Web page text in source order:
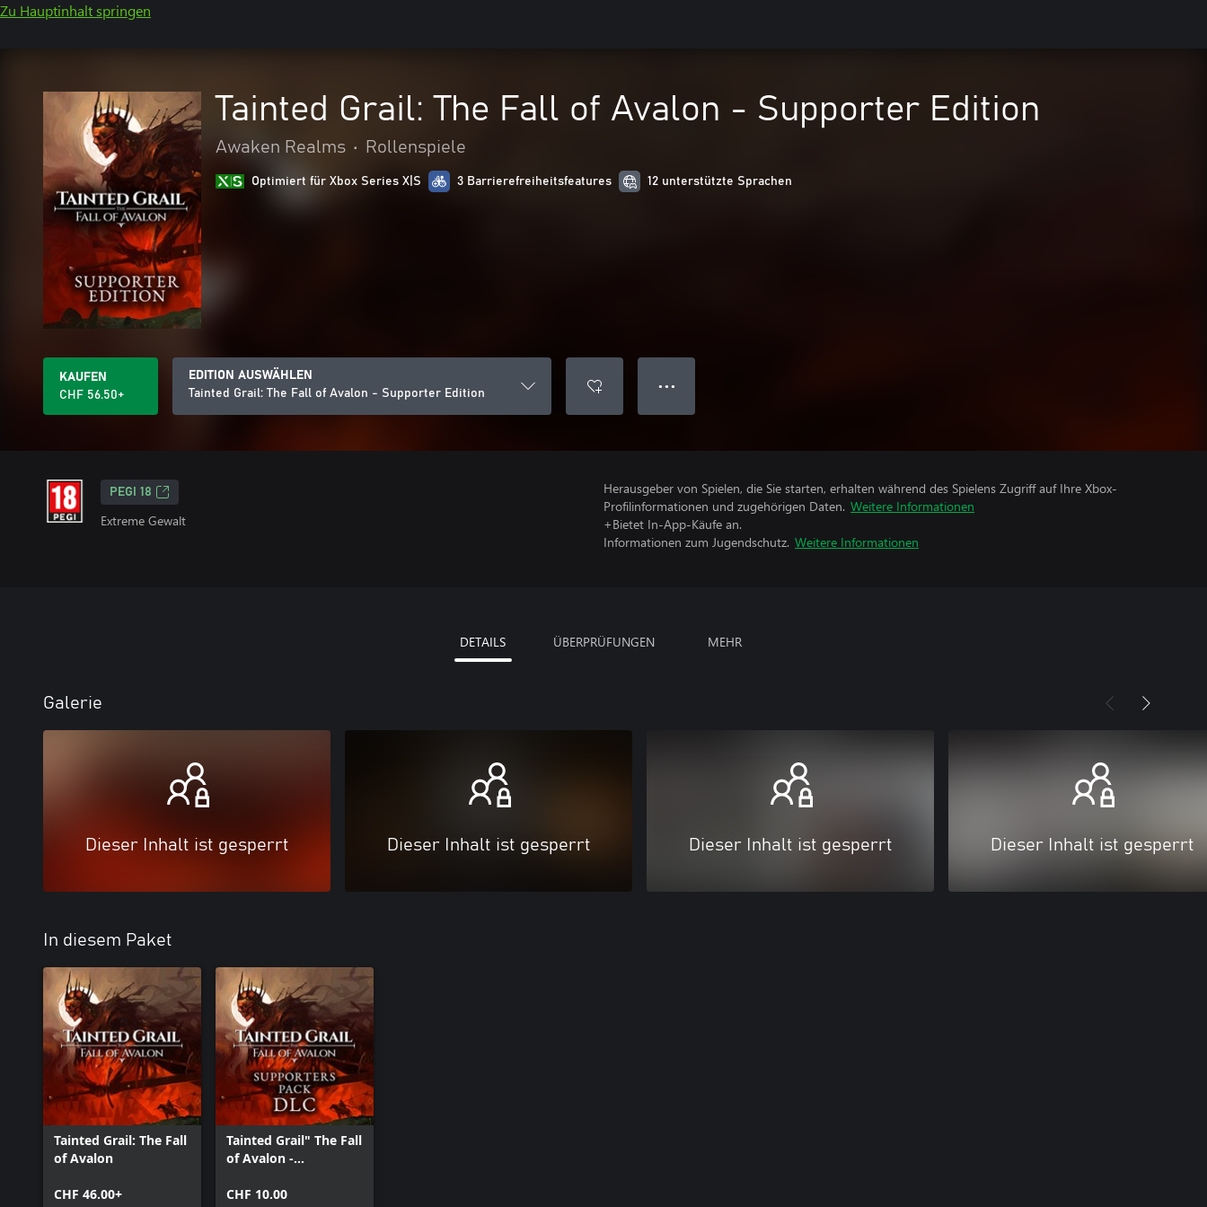
Zu Hauptinhalt springen
Tainted Grail: The Fall of Avalon - Supporter Edition
Awaken Realms • Rollenspiele
Optimiert für Xbox Series X|S 3 Barrierefreiheitsfeatures 12 unterstützte Sprachen
KAUFEN
CHF 56.50+
EDITION AUSWÄHLEN
Tainted Grail: The Fall of Avalon - Supporter Edition
● ● ●
PEGI 18
Extreme Gewalt
Herausgeber von Spielen, die Sie starten, erhalten während des Spielens Zugriff auf Ihre Xbox-
Profilinformationen und zugehörigen Daten. Weitere Informationen
+Bietet In-App-Käufe an.
Informationen zum Jugendschutz. Weitere Informationen
DETAILS ÜBERPRÜFUNGEN MEHR
Galerie
Dieser Inhalt ist gesperrt Dieser Inhalt ist gesperrt Dieser Inhalt ist gesperrt Dieser Inhalt ist gesperrt
In diesem Paket
Tainted Grail: The Fall
of Avalon
CHF 46.00+
Tainted Grail" The Fall
of Avalon -
CHF 10.00